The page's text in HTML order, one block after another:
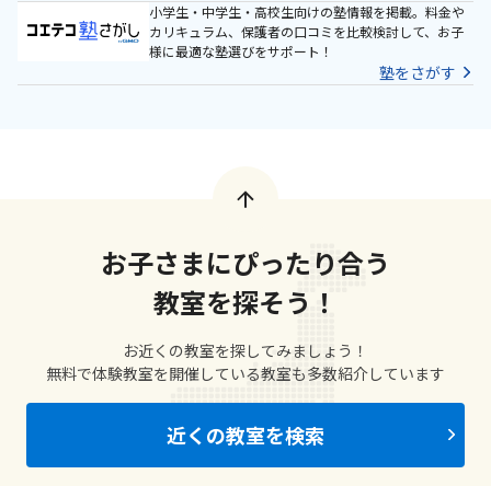
小学生・中学生・高校生向けの塾情報を掲載。料金や
カリキュラム、保護者の口コミを比較検討して、お子
様に最適な塾選びをサポート！
塾をさがす
お子さまにぴったり合う
教室を探そう！
お近くの教室を探してみましょう！
無料で体験教室を開催している教室も多数紹介しています
近くの教室を検索